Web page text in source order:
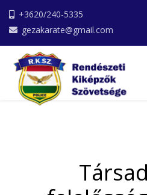
+3620/240-5335
gezakarate@gmail.com